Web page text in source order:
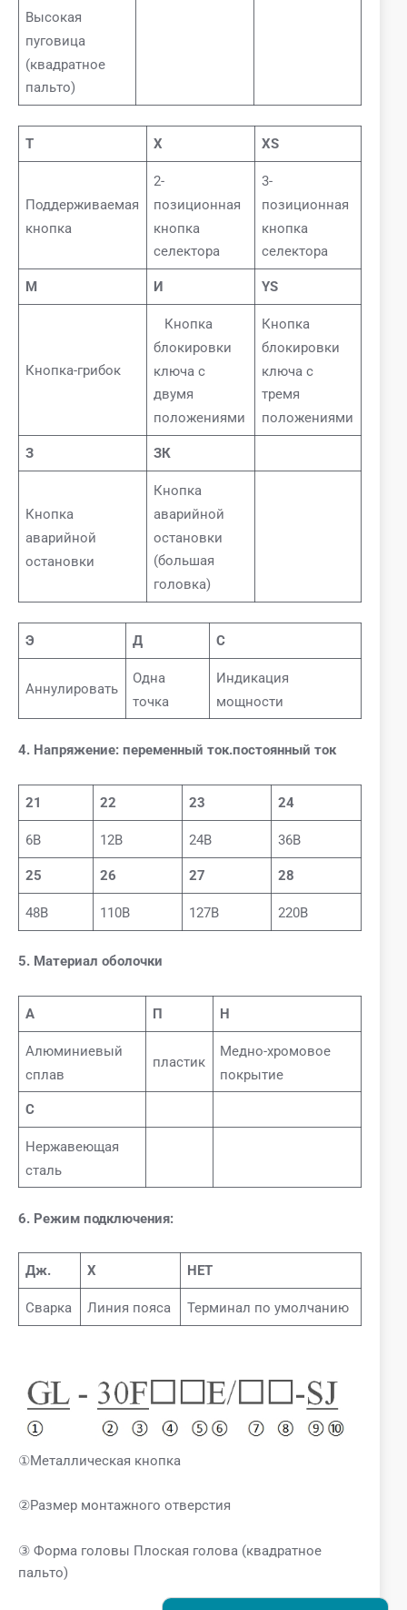
Высокая
пуговица
(квадратное
пальто)
Т Х XS
Поддерживаемая
кнопка
2-
позиционная
кнопка
селектора
3-
позиционная
кнопка
селектора
М И YS
Кнопка-грибок
Кнопка
блокировки
ключа с
двумя
положениями
Кнопка
блокировки
ключа с
тремя
положениями
З ЗК
Кнопка
аварийной
остановки
Кнопка
аварийной
остановки
(большая
головка)
Э Д С
Аннулировать
Одна
точка
Индикация
мощности
4. Напряжение: переменный ток.постоянный ток
21 22 23 24
6В 12В 24В 36В
25 26 27 28
48В 110В 127В 220В
5. Материал оболочки
А П Н
Алюминиевый
сплав
пластик
Медно-хромовое
покрытие
С
Нержавеющая
сталь
6. Режим подключения:
Дж. Х НЕТ
Сварка Линия пояса Терминал по умолчанию
①Металлическая кнопка
②Размер монтажного отверстия
③ Форма головы Плоская голова (квадратное
пальто)